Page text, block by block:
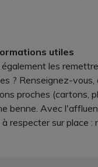
utiles
les
? Renseignez-
proches
benne. Avec
sur place